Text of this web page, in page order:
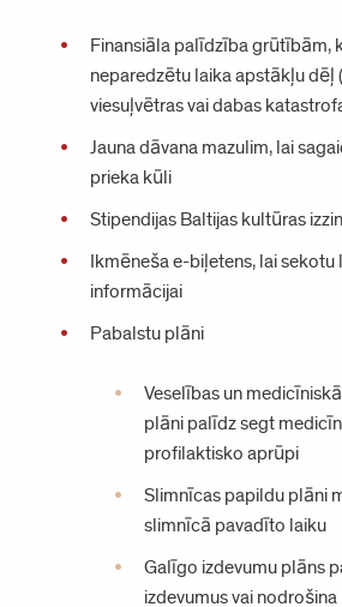
Finansiāla palīdzība grūtībām,
neparedzētu laika apstākļu dēļ
viesuļvētras vai dabas
Jauna dāvana mazulim, lai
prieka kūli
Stipendijas Baltijas kultūras
Ikmēneša e-biļetens, lai sekotu
informācijai
Pabalstu plāni
Veselības un
plāni palīdz segt
profilaktisko aprūpi
Slimnīcas papildu plāni
slimnīcā pavadīto laiku
Galīgo izdevumu plāns
izdevumus vai